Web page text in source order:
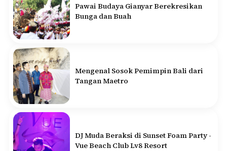
Pawai Budaya Gianyar Berekresikan
Bunga dan Buah
Mengenal Sosok Pemimpin Bali dari
Tangan Maetro
DJ Muda Beraksi di Sunset Foam Party -
Vue Beach Club Lv8 Resort